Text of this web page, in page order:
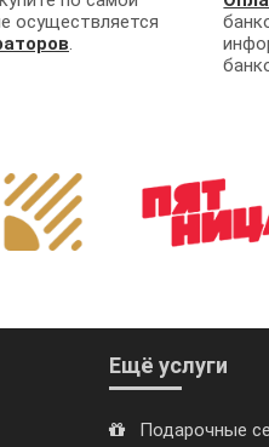
осуществляется
.
Ещё услуги
Подарочные